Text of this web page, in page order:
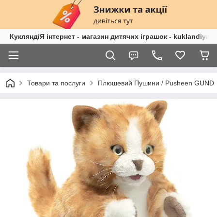
КукляндіЯ інтернет - магазин дитячих іграшок -
Товари та послуги Плюшевий Пушини / Pusheen GUND